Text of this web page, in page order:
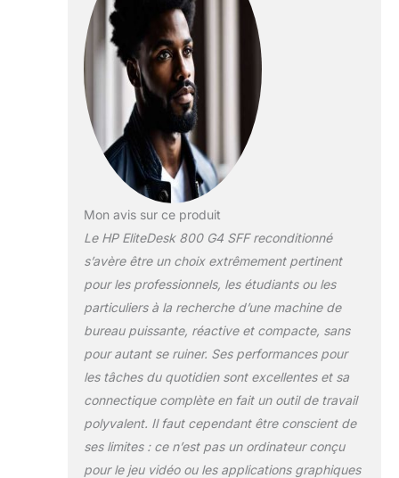
Mon avis sur ce produit
Le HP EliteDesk 800 G4 SFF reconditionné
s’avère être un choix extrêmement pertinent
pour les professionnels, les étudiants ou les
particuliers à la recherche d’une machine de
bureau puissante, réactive et compacte, sans
pour autant se ruiner. Ses performances pour
les tâches du quotidien sont excellentes et sa
connectique complète en fait un outil de travail
polyvalent. Il faut cependant être conscient de
ses limites : ce n’est pas un ordinateur conçu
pour le jeu vidéo ou les applications graphiques